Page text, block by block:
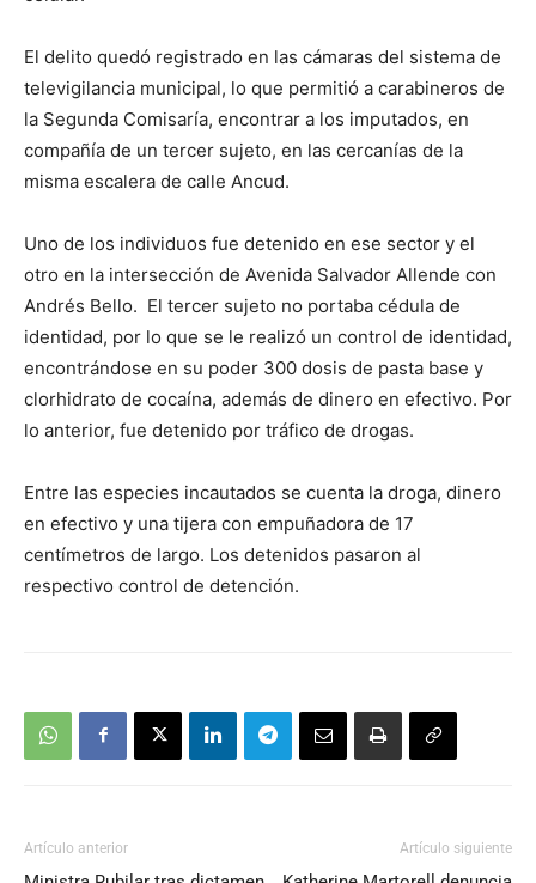
El delito quedó registrado en las cámaras del sistema de
televigilancia municipal, lo que permitió a carabineros de
la Segunda Comisaría, encontrar a los imputados, en
compañía de un tercer sujeto, en las cercanías de la
misma escalera de calle Ancud.
Uno de los individuos fue detenido en ese sector y el
otro en la intersección de Avenida Salvador Allende con
Andrés Bello. El tercer sujeto no portaba cédula de
identidad, por lo que se le realizó un control de identidad,
encontrándose en su poder 300 dosis de pasta base y
clorhidrato de cocaína, además de dinero en efectivo. Por
lo anterior, fue detenido por tráfico de drogas.
Entre las especies incautados se cuenta la droga, dinero
en efectivo y una tijera con empuñadora de 17
centímetros de largo. Los detenidos pasaron al
respectivo control de detención.
Artículo anterior Artículo siguiente